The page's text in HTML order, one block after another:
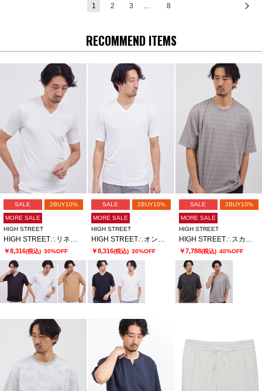
1 2 3 … 8
RECOMMEND ITEMS
SALE 2BUY10%
MORE SALE
HIGH STREET
HIGH STREET∴リネアJQハンソデVネック
￥8,316(税込) 30%OFF
SALE 2BUY10%
MORE SALE
HIGH STREET
HIGH STREET∴オンデJQハンソデVネック
￥8,316(税込) 30%OFF
SALE 2BUY10%
MORE SALE
HIGH STREET
HIGH STREET∴スカラウィーブハンソデBigクルーネック
￥7,788(税込) 40%OFF